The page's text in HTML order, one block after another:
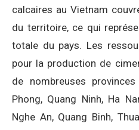
calcaires au Vietnam
du territoire, ce qui
totale du pays. Les
pour la production de
de nombreuses
Phong, Quang Ninh, Ha
Nghe An, Quang Binh,